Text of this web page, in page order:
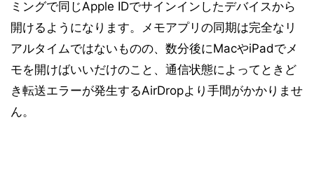
ミングで同じApple IDでサインインしたデバイスから
開けるようになります。メモアプリの同期は完全なリ
アルタイムではないものの、数分後にMacやiPadでメ
モを開けばいいだけのこと、通信状態によってときど
き転送エラーが発生するAirDropより手間がかかりませ
ん。